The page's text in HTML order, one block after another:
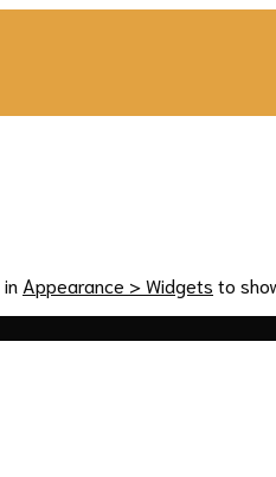
in Appearance > Widgets to